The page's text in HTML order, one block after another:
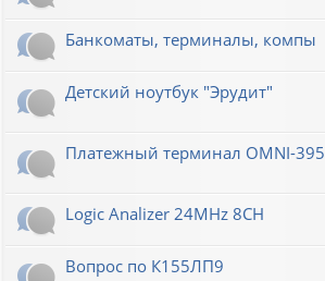
Банкоматы, терминалы, компы
Детский ноутбук "Эрудит"
Платежный терминал OMNI-395
Logic Analizer 24MHz 8CH
Вопрос по К155ЛП9